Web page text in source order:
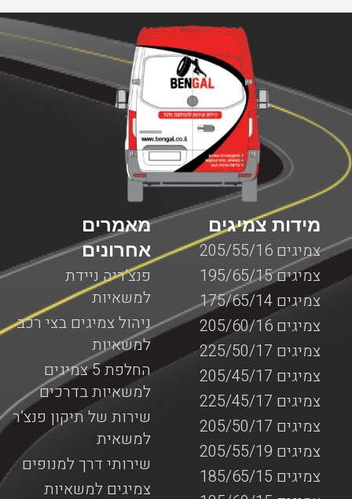
מאמרים
אחרונים
פנצ’ריה ניידת
למשאיות
ניהול צמיגים בצי רכב
למשאיות
החלפת 5 צמיגים
למשאיות בדרכים
שירות של תיקון פנצ’ר
למשאית
שירותי דרך למנופים
צמיגים למשאיות
מידות צמיגים
צמיגים 205/55/16
צמיגים 195/65/15
צמיגים 175/65/14
צמיגים 205/60/16
צמיגים 225/50/17
צמיגים 205/45/17
צמיגים 225/45/17
צמיגים 205/50/17
צמיגים 205/55/19
צמיגים 185/65/15